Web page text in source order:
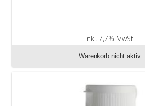
inkl. 7,7% MwSt.
zzgl. Versandkosten
Warenkorb nicht aktiv